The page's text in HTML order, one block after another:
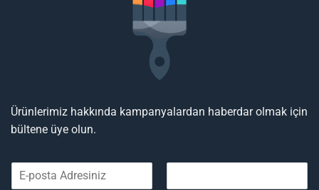
Ürünlerimiz hakkında kampanyalardan haberdar olmak için
bültene üye olun.